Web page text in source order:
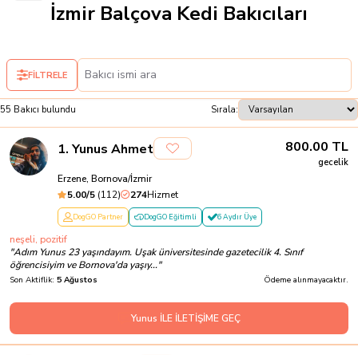
İzmir Balçova Kedi Bakıcıları
FİLTRELE
55 Bakıcı bulundu Sırala:
1. Yunus Ahmet 800.00 TL
gecelik
Erzene, Bornova/İzmir
5.00/5 (112) 274Hizmet
DogGO Partner DogGO Eğitimli 6 Aydır Üye
neşeli, pozitif
"Adım Yunus 23 yaşındayım. Uşak üniversitesinde gazetecilik 4. Sınıf
öğrencisiyim ve Bornova'da yaşıy..."
Son Aktiflik: 5 Ağustos Ödeme alınmayacaktır.
Yunus İLE İLETİŞİME GEÇ